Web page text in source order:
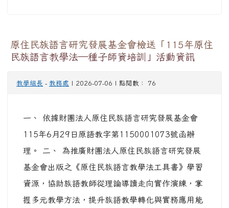
原住民族語言研究發展基金會檢送「115年原住
民族語言教學法—種子師資培訓」活動資訊
教學組長 - 教務處 | 2026-07-06 | 點閱數： 76
一、 依據財團法人原住民族語言研究發展基金會
115年6月29日原語教字第1150001073號函辦
理。 二、 為推廣財團法人原住民族語言研究發展
基金會出版之《原住民族語言教學法工具書》學習
資源，協助族語教師從理論導讀走向實作演練，掌
握多元教學方法，提升族語教學轉化與實務應用能